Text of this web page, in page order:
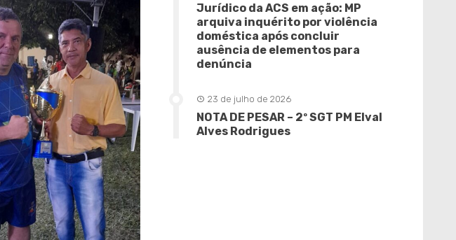
Jurídico da ACS em ação: MP
arquiva inquérito por violência
doméstica após concluir
ausência de elementos para
denúncia
23 de julho de 2026
NOTA DE PESAR – 2º SGT PM Elval
Alves Rodrigues